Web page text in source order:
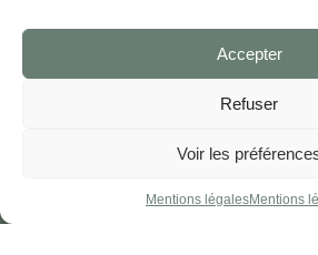
Accepter
Refuser
Voir les
Mentions légalesMentions
44580 – Villeneuve-
Nous contacter